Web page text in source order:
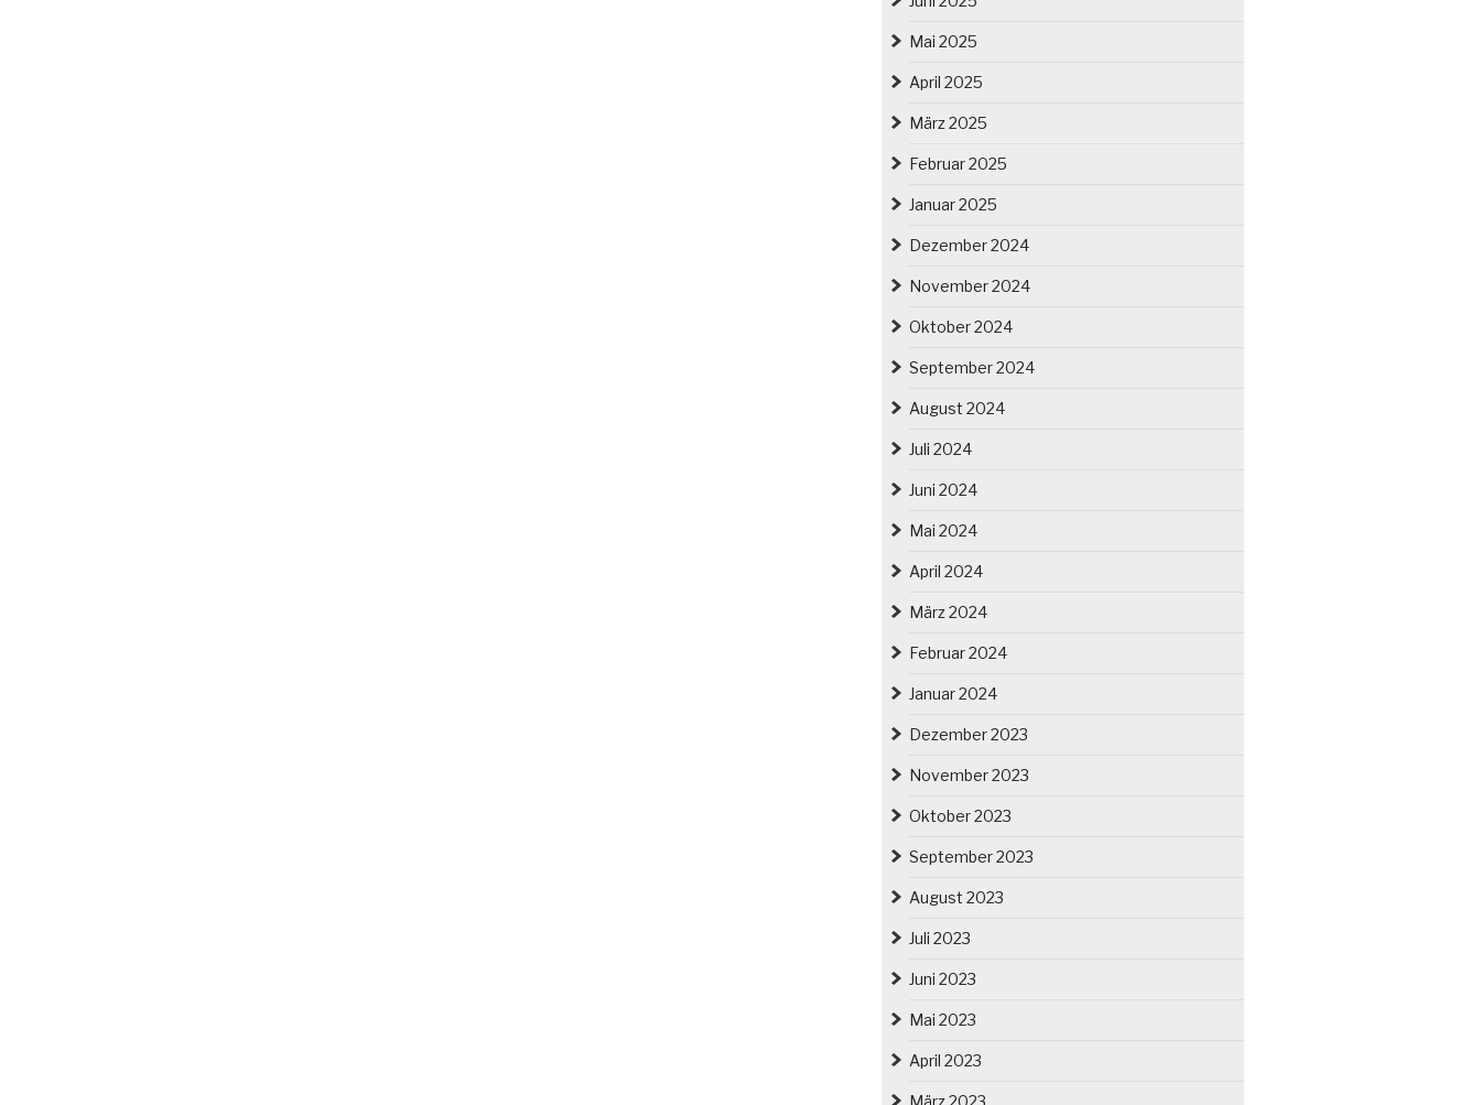
Mai 2025
April 2025
März 2025
Februar 2025
Januar 2025
Dezember 2024
November 2024
Oktober 2024
September 2024
August 2024
Juli 2024
Juni 2024
Mai 2024
April 2024
März 2024
Februar 2024
Januar 2024
Dezember 2023
November 2023
Oktober 2023
September 2023
August 2023
Juli 2023
Juni 2023
Mai 2023
April 2023
März 2023